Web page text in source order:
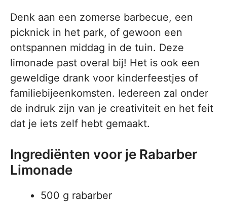
Denk aan een zomerse barbecue, een
picknick in het park, of gewoon een
ontspannen middag in de tuin. Deze
limonade past overal bij! Het is ook een
geweldige drank voor kinderfeestjes of
familiebijeenkomsten. Iedereen zal onder
de indruk zijn van je creativiteit en het feit
dat je iets zelf hebt gemaakt.
Ingrediënten voor je Rabarber
Limonade
500 g rabarber